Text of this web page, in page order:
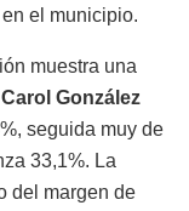
el municipio.
muestra una
Carol González
seguida muy de
33,1%. La
del margen de